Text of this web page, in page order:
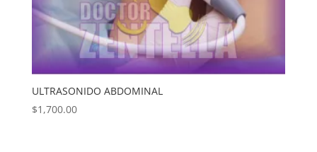
ULTRASONIDO ABDOMINAL
$1,700.00